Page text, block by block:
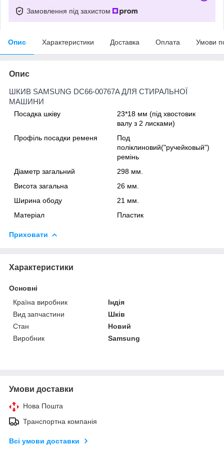
Замовлення під захистом
Опис Характеристики Доставка Оплата Умови
Опис
ШКИВ SAMSUNG DC66-00767A ДЛЯ СТИРАЛЬНОЇ
МАШИНИ
Посадка шківу
23*18 мм (під хвостовик
валу з 2 лисками)
Профіль посадки ременя
Под
поліклиновий("ручейковый")
ремінь
Діаметр загальний
298 мм.
Висота загальна
26 мм.
Ширина ободу
21 мм.
Матеріал
Пластик
Приховати
Характеристики
Основні
Країна виробник
Індія
Вид запчастини
Шків
Стан
Новий
Виробник
Samsung
Умови доставки
Нова Пошта
Транспортна компанія
Всі умови доставки